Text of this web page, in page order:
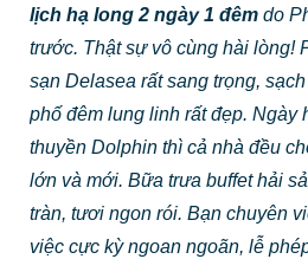
lịch hạ long 2 ngày 1 đêmdo
trước. Thật sự vô cùng hài lòng!
sạn Delasea rất sang trọng,
phố đêm lung linh rất đẹp. Ngày
thuyền Dolphin thì cả nhà đều
lớn và mới. Bữa trưa buffet hải
tràn, tươi ngon rói. Bạn chuyên
việc cực kỳ ngoan ngoãn, lễ